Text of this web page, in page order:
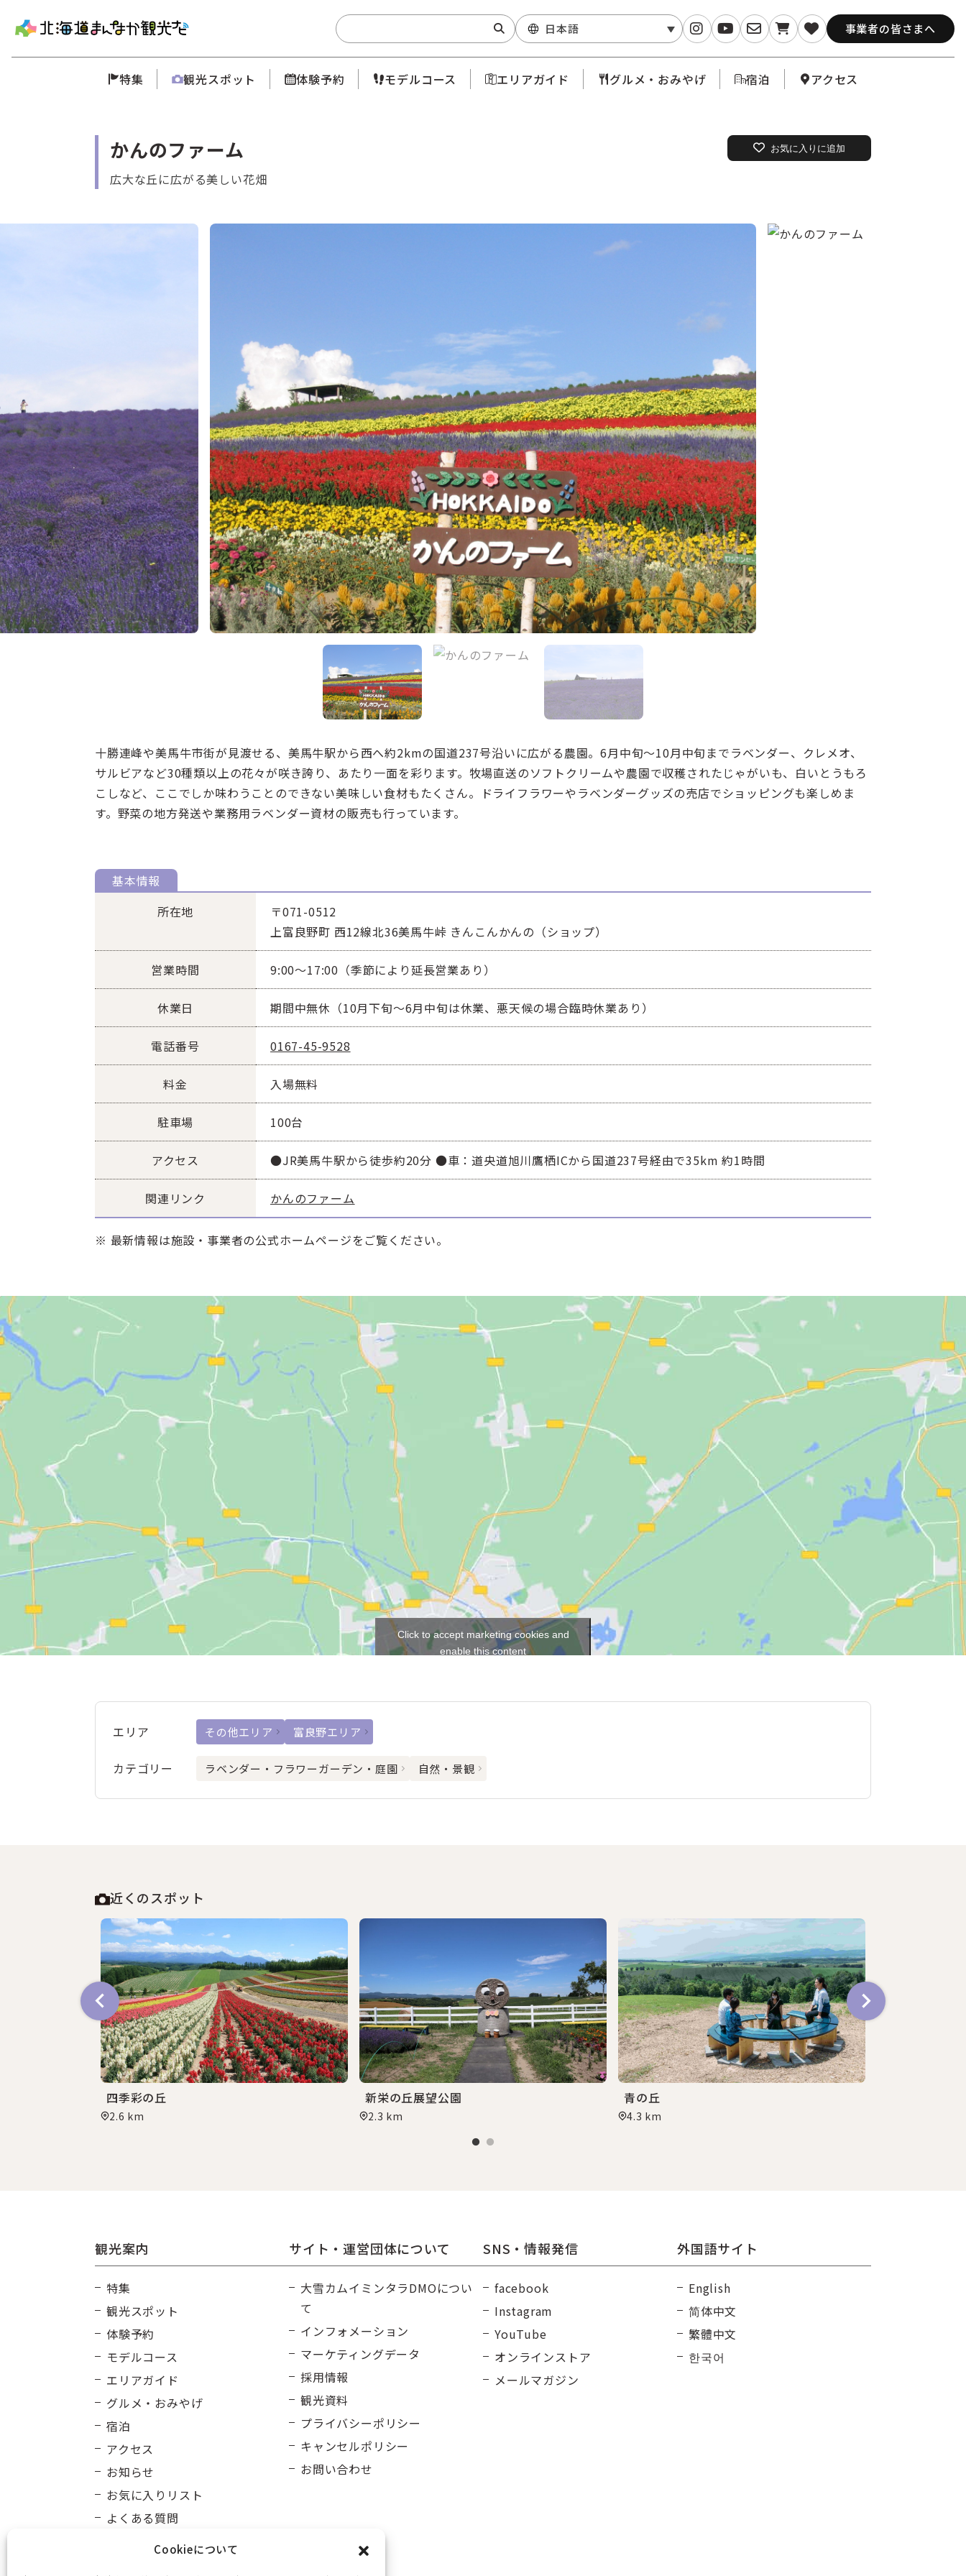
Cookieについて
日本語 事業者の皆さまへ
特集 観光スポット 体験予約 モデルコース エリアガイド グルメ・おみやげ 宿泊 アクセス
かんのファーム
広大な丘に広がる美しい花畑
お気に入りに追加
十勝連峰や美馬牛市街が見渡せる、美馬牛駅から西へ約2kmの国道237号沿いに広がる農園。6月中旬～10月中旬までラベンダー、クレメオ、
サルビアなど30種類以上の花々が咲き誇り、あたり一面を彩ります。牧場直送のソフトクリームや農園で収穫されたじゃがいも、白いとうもろ
こしなど、ここでしか味わうことのできない美味しい食材もたくさん。ドライフラワーやラベンダーグッズの売店でショッピングも楽しめま
す。野菜の地方発送や業務用ラベンダー資材の販売も行っています。
基本情報
所在地
〒071-0512
上富良野町 西12線北36美馬牛峠 きんこんかんの（ショップ）
営業時間 9:00～17:00（季節により延長営業あり）
休業日 期間中無休（10月下旬～6月中旬は休業、悪天候の場合臨時休業あり）
電話番号 0167-45-9528
料金 入場無料
駐車場 100台
アクセス ●JR美馬牛駅から徒歩約20分 ●車：道央道旭川鷹栖ICから国道237号経由で35km 約1時間
関連リンク かんのファーム
※ 最新情報は施設・事業者の公式ホームページをご覧ください。
Click to accept marketing cookies and
enable this content
エリア その他エリア 富良野エリア
カテゴリー ラベンダー・フラワーガーデン・庭園 自然・景観
近くのスポット
四季彩の丘
2.6 km
新栄の丘展望公園
2.3 km
青の丘
4.3 km
観光案内
特集
観光スポット
体験予約
モデルコース
エリアガイド
グルメ・おみやげ
宿泊
アクセス
お知らせ
お気に入りリスト
よくある質問
サイト・運営団体について
大雪カムイミンタラDMOについ
て
インフォメーション
マーケティングデータ
採用情報
観光資料
プライバシーポリシー
キャンセルポリシー
お問い合わせ
SNS・情報発信
facebook
Instagram
YouTube
オンラインストア
メールマガジン
外国語サイト
English
简体中文
繁體中文
한국어